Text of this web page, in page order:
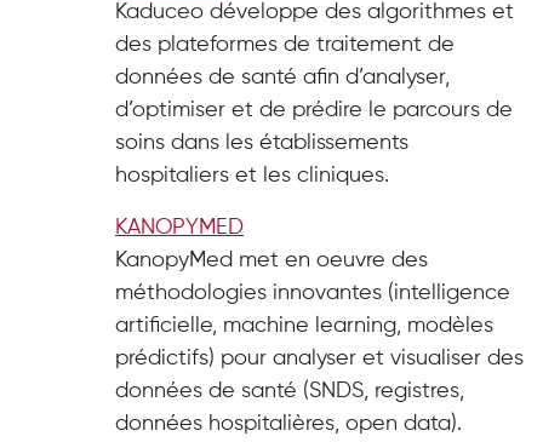
Kaduceo développe des algorithmes et
des plateformes de traitement de
données de santé afin d’analyser,
d’optimiser et de prédire le parcours de
soins dans les établissements
hospitaliers et les cliniques.
KANOPYMED
KanopyMed met en oeuvre des
méthodologies innovantes (intelligence
artificielle, machine learning, modèles
prédictifs) pour analyser et visualiser des
données de santé (SNDS, registres,
données hospitalières, open data).